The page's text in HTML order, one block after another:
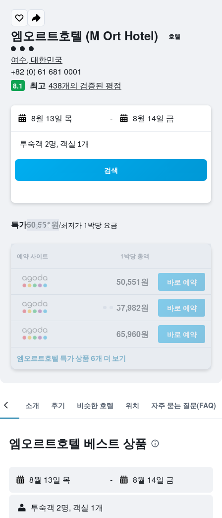
엠오르트호텔 (M Ort Hotel) 호텔
3​성급
여수, 대한민국
+82 (0) 61 681 0001
8.1 최고 438개의 검증된 평점
8월 13일 목 - 8월 14일 금
​투숙객 2​명, ​객실 1개
검색
특가50,551원/​최저가 1박당 요금
예약 사이트 1박당 총액
50,551원 바로 예약
57,982원 바로 예약
65,960원 바로 예약
엠오르트호텔 ​특가 ​상품 6개 ​더 ​보기
객실 소개 후기 비슷한 호텔 위치 자주 묻는 질문(FAQ)
엠오르트호텔 베스트 상품
8월 13일 목 - 8월 14일 금
​투숙객 2​명, ​객실 1개